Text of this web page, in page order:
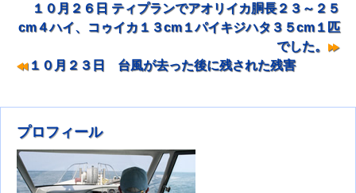
投稿ナビゲーション
１０月２６日 ティプランでアオリイカ胴長２３～２５
cm４ハイ、コゥイカ１３cm１パイキジハタ３５cm１匹
でした。
１０月２３日 台風が去った後に残された残害
プロフィール